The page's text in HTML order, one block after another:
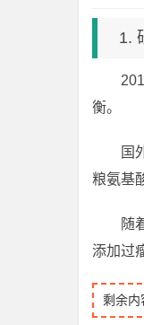
1.
衡。
国
粮氨基
随
添加过
剩余内